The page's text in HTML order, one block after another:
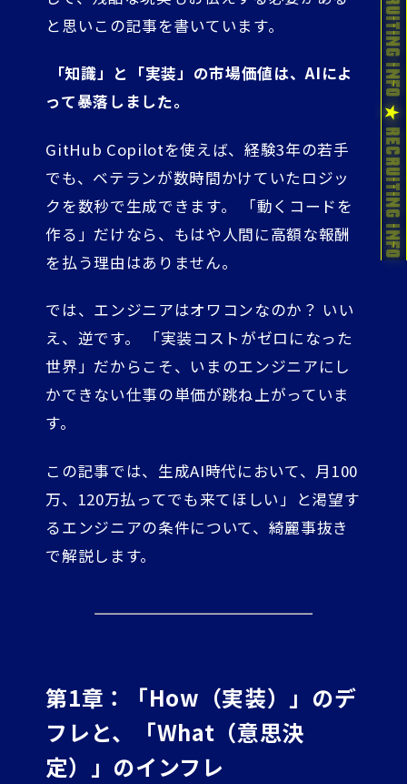
と思いこの記事を書いています。
「知識」と「実装」の市場価値は、AIによ
って暴落しました。
GitHub Copilotを使えば、経験3年の若手
でも、ベテランが数時間かけていたロジッ
クを数秒で生成できます。 「動くコードを
作る」だけなら、もはや人間に高額な報酬
を払う理由はありません。
では、エンジニアはオワコンなのか？ いい
え、逆です。 「実装コストがゼロになった
世界」だからこそ、いまのエンジニアにし
かできない仕事の単価が跳ね上がっていま
す。
この記事では、生成AI時代において、月100
万、120万払ってでも来てほしい」と渇望す
るエンジニアの条件について、綺麗事抜き
で解説します。
第1章：「How（実装）」のデ
フレと、「What（意思決
定）」のインフレ